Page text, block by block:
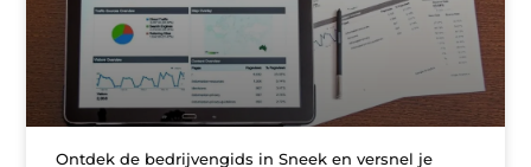
Ontdek de bedrijvengids in Sneek en versnel je